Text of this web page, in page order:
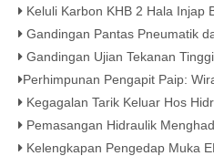
Keluli Karbon KHB 2 Hala Injap Bebola
Gandingan Pantas Pneumatik
Gandingan Ujian Tekanan Tinggi
​Perhimpunan Pengapit Paip: Wira
Kegagalan Tarik Keluar Hos Hidraulik:
Pemasangan Hidraulik Menghadap: Apa
Kelengkapan Pengedap Muka ED lwn. O-Ring: